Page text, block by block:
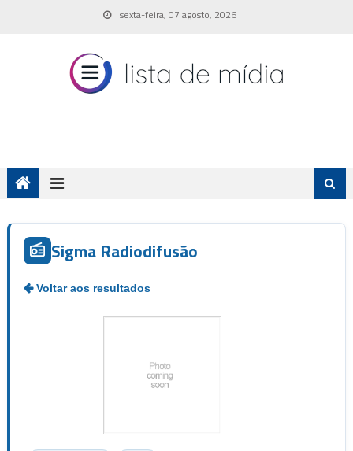
sexta-feira, 07 agosto, 2026
Sigma Radiodifusão